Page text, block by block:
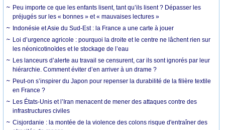
Peu importe ce que les enfants lisent, tant qu’ils lisent ? Dépasser les
préjugés sur les « bonnes » et « mauvaises lectures »
Indonésie et Asie du Sud-Est : la France a une carte à jouer
Loi d’urgence agricole : pourquoi la droite et le centre ne lâchent rien sur
les néonicotinoïdes et le stockage de l’eau
Les lanceurs d’alerte au travail se censurent, car ils sont ignorés par leur
hiérarchie. Comment éviter d’en arriver à un drame ?
Peut-on s’inspirer du Japon pour repenser la durabilité de la filière textile
en France ?
Les États-Unis et l’Iran menacent de mener des attaques contre des
infrastructures civiles
Cisjordanie : la montée de la violence des colons risque d'entraîner des